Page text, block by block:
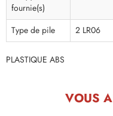
fournie(s)
Type de pile 2 LR06
PLASTIQUE ABS
VOUS